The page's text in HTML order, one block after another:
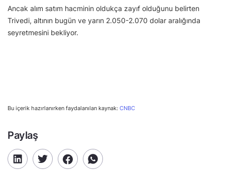
Ancak alım satım hacminin oldukça zayıf olduğunu belirten
Trivedi, altının bugün ve yarın 2.050-2.070 dolar aralığında
seyretmesini bekliyor.
Bu içerik hazırlanırken faydalanılan kaynak: CNBC
Paylaş